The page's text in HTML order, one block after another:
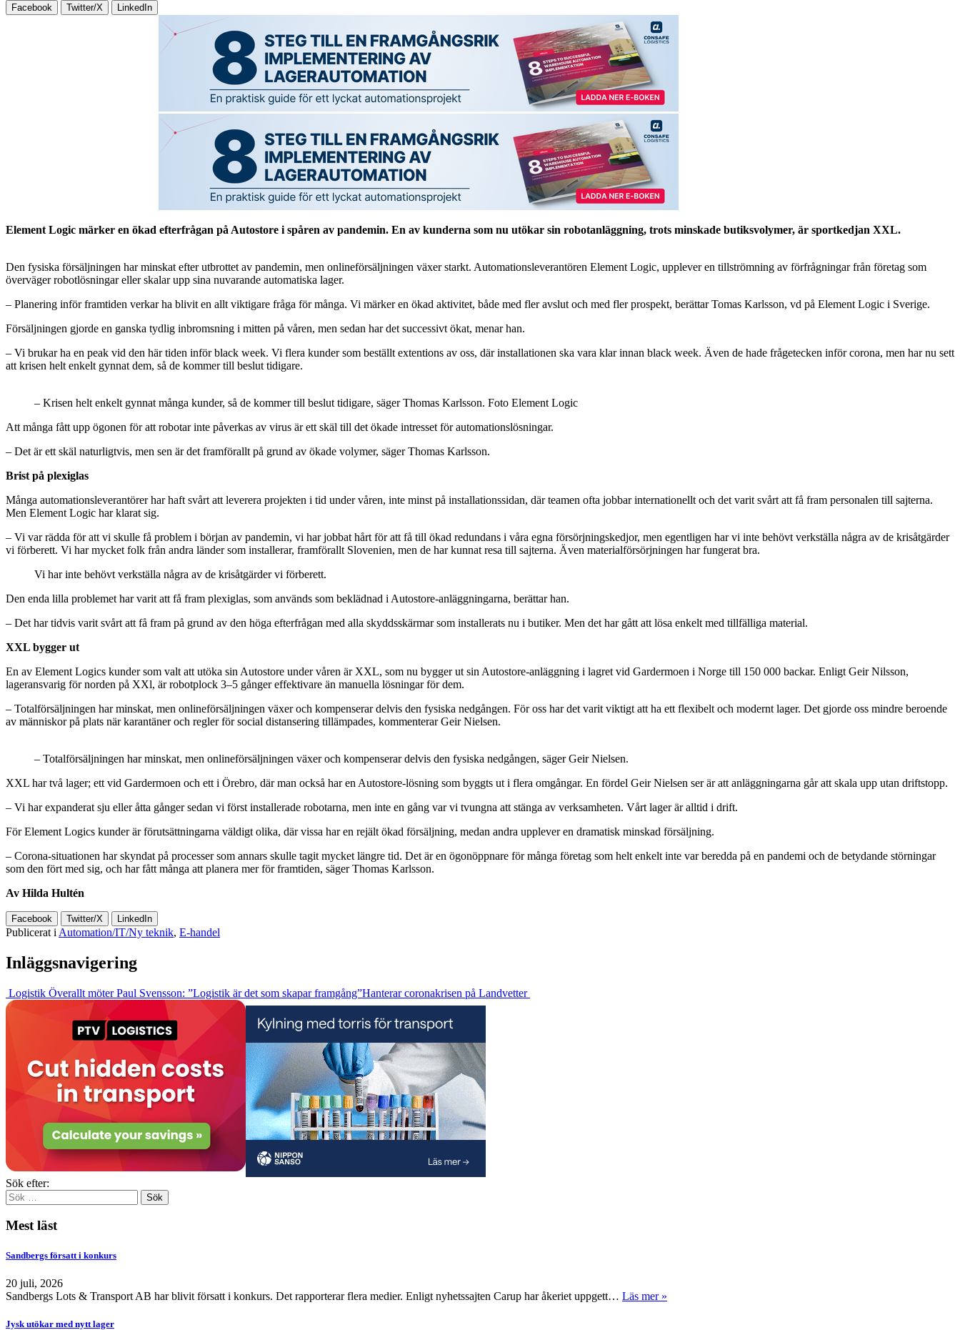
Facebook Twitter/X LinkedIn
Element Logic märker en ökad efterfrågan på Autostore i spåren av pandemin. En av kunderna som nu utökar sin robotanläggning, trots minskade butiksvolymer, är sportkedjan XXL.
Den fysiska försäljningen har minskat efter utbrottet av pandemin, men onlineförsäljningen växer starkt. Automationsleverantören Element Logic, upplever en tillströmning av förfrågningar från företag som
överväger robotlösningar eller skalar upp sina nuvarande automatiska lager.
– Planering inför framtiden verkar ha blivit en allt viktigare fråga för många. Vi märker en ökad aktivitet, både med fler avslut och med fler prospekt, berättar Tomas Karlsson, vd på Element Logic i Sverige.
Försäljningen gjorde en ganska tydlig inbromsning i mitten på våren, men sedan har det successivt ökat, menar han.
– Vi brukar ha en peak vid den här tiden inför black week. Vi flera kunder som beställt extentions av oss, där installationen ska vara klar innan black week. Även de hade frågetecken inför corona, men har nu sett
att krisen helt enkelt gynnat dem, så de kommer till beslut tidigare.
– Krisen helt enkelt gynnat många kunder, så de kommer till beslut tidigare, säger Thomas Karlsson. Foto Element Logic
Att många fått upp ögonen för att robotar inte påverkas av virus är ett skäl till det ökade intresset för automationslösningar.
– Det är ett skäl naturligtvis, men sen är det framförallt på grund av ökade volymer, säger Thomas Karlsson.
Brist på plexiglas
Många automationsleverantörer har haft svårt att leverera projekten i tid under våren, inte minst på installationssidan, där teamen ofta jobbar internationellt och det varit svårt att få fram personalen till sajterna.
Men Element Logic har klarat sig.
– Vi var rädda för att vi skulle få problem i början av pandemin, vi har jobbat hårt för att få till ökad redundans i våra egna försörjningskedjor, men egentligen har vi inte behövt verkställa några av de krisåtgärder
vi förberett. Vi har mycket folk från andra länder som installerar, framförallt Slovenien, men de har kunnat resa till sajterna. Även materialförsörjningen har fungerat bra.
Vi har inte behövt verkställa några av de krisåtgärder vi förberett.
Den enda lilla problemet har varit att få fram plexiglas, som används som beklädnad i Autostore-anläggningarna, berättar han.
– Det har tidvis varit svårt att få fram på grund av den höga efterfrågan med alla skyddsskärmar som installerats nu i butiker. Men det har gått att lösa enkelt med tillfälliga material.
XXL bygger ut
En av Element Logics kunder som valt att utöka sin Autostore under våren är XXL, som nu bygger ut sin Autostore-anläggning i lagret vid Gardermoen i Norge till 150 000 backar. Enligt Geir Nilsson,
lageransvarig för norden på XXl, är robotplock 3–5 gånger effektivare än manuella lösningar för dem.
– Totalförsäljningen har minskat, men onlineförsäljningen växer och kompenserar delvis den fysiska nedgången. För oss har det varit viktigt att ha ett flexibelt och modernt lager. Det gjorde oss mindre beroende
av människor på plats när karantäner och regler för social distansering tillämpades, kommenterar Geir Nielsen.
– Totalförsäljningen har minskat, men onlineförsäljningen växer och kompenserar delvis den fysiska nedgången, säger Geir Nielsen.
XXL har två lager; ett vid Gardermoen och ett i Örebro, där man också har en Autostore-lösning som byggts ut i flera omgångar. En fördel Geir Nielsen ser är att anläggningarna går att skala upp utan driftstopp.
– Vi har expanderat sju eller åtta gånger sedan vi först installerade robotarna, men inte en gång var vi tvungna att stänga av verksamheten. Vårt lager är alltid i drift.
För Element Logics kunder är förutsättningarna väldigt olika, där vissa har en rejält ökad försäljning, medan andra upplever en dramatisk minskad försäljning.
– Corona-situationen har skyndat på processer som annars skulle tagit mycket längre tid. Det är en ögonöppnare för många företag som helt enkelt inte var beredda på en pandemi och de betydande störningar
som den fört med sig, och har fått många att planera mer för framtiden, säger Thomas Karlsson.
Av Hilda Hultén
Facebook Twitter/X LinkedIn
Publicerat i Automation/IT/Ny teknik, E-handel
Inläggsnavigering
Logistik Överallt möter Paul Svensson: ”Logistik är det som skapar framgång”Hanterar coronakrisen på Landvetter
Sök efter:
Mest läst
Sandbergs försatt i konkurs
20 juli, 2026
Sandbergs Lots & Transport AB har blivit försatt i konkurs. Det rapporterar flera medier. Enligt nyhetssajten Carup har åkeriet uppgett… Läs mer »
Jysk utökar med nytt lager